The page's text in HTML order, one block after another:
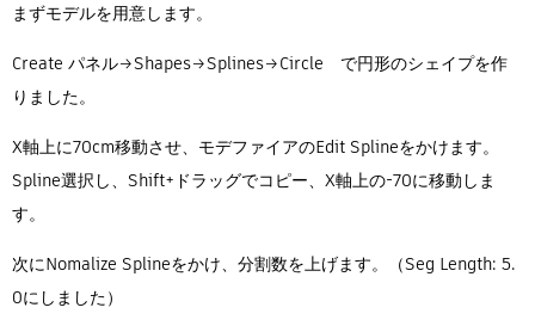
まずモデルを用意します。
Create パネル→Shapes→Splines→Circle で円形のシェイプを作
りました。
X軸上に70cm移動させ、モデファイアのEdit Splineをかけます。
Spline選択し、Shift+ドラッグでコピー、X軸上の-70に移動しま
す。
次にNomalize Splineをかけ、分割数を上げます。（Seg Length: 5.
0にしました）